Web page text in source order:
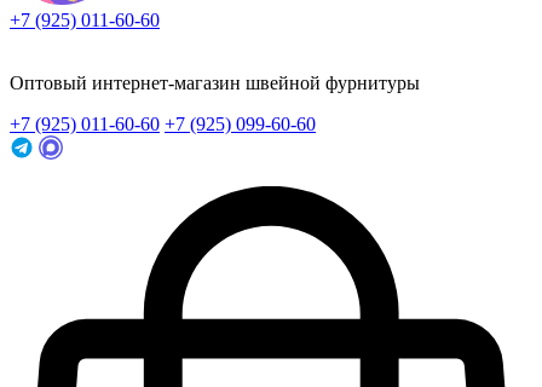
+7 (925) 011-60-60
Оптовый интернет-магазин швейной фурнитуры
+7 (925) 011-60-60 +7 (925) 099-60-60